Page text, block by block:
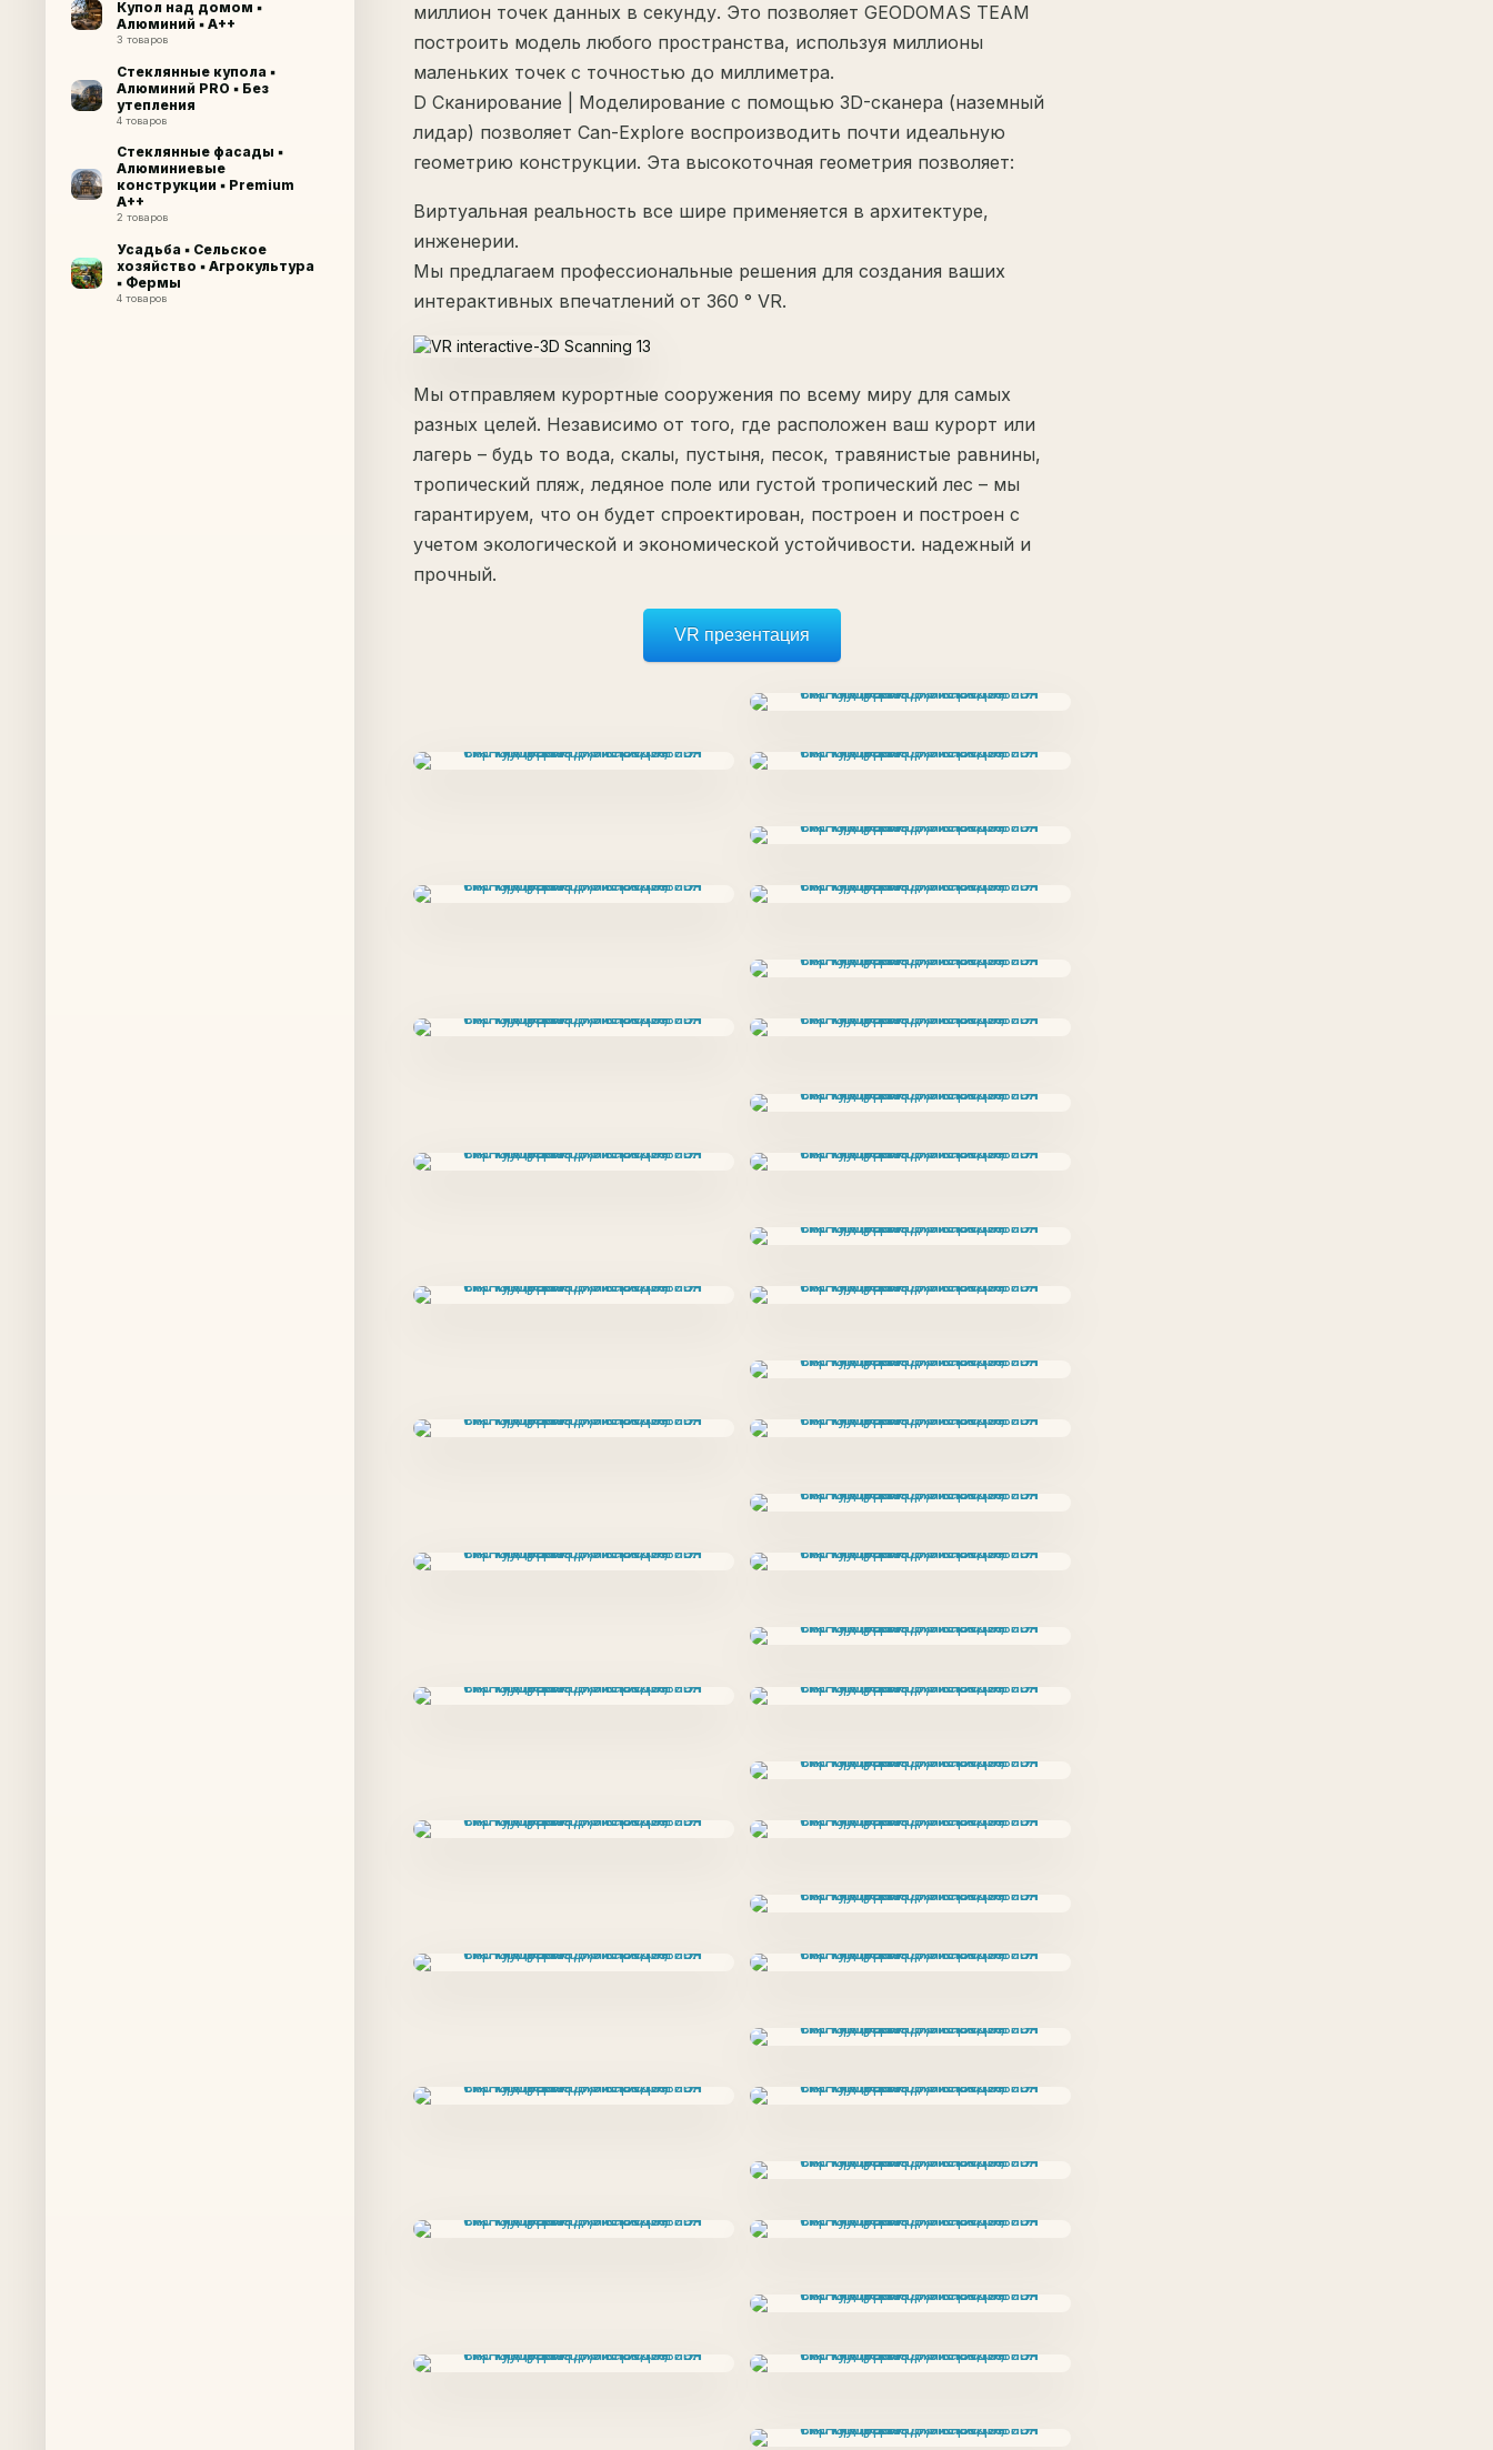
Купол над домом ▪
Алюминий ▪ A++
3 товаров
Стеклянные купола ▪
Алюминий PRO ▪ Без
утепления
4 товаров
Стеклянные фасады ▪
Алюминиевые
конструкции ▪ Premium
A++
2 товаров
Усадьба ▪ Сельское
хозяйство ▪ Агрокультура
▪ Фермы
4 товаров
миллион точек данных в секунду. Это позволяет GEODOMAS TEAM
построить модель любого пространства, используя миллионы
маленьких точек с точностью до миллиметра.
D Сканирование | Моделирование с помощью 3D-сканера (наземный
лидар) позволяет Can-Explore воспроизводить почти идеальную
геометрию конструкции. Эта высокоточная геометрия позволяет:
Виртуальная реальность все шире применяется в архитектуре,
инженерии.
Мы предлагаем профессиональные решения для создания ваших
интерактивных впечатлений от 360 ° VR.
Мы отправляем курортные сооружения по всему миру для самых
разных целей. Независимо от того, где расположен ваш курорт или
лагерь – будь то вода, скалы, пустыня, песок, травянистые равнины,
тропический пляж, ледяное поле или густой тропический лес – мы
гарантируем, что он будет спроектирован, построен и построен с
учетом экологической и экономической устойчивости. надежный и
прочный.
VR презентация